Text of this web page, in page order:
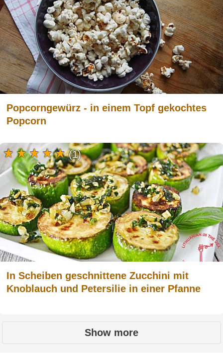
Popcorngewürz - in einem Topf gekochtes
Popcorn
In Scheiben geschnittene Zucchini mit
Knoblauch und Petersilie in einer Pfanne
(1)
Show more